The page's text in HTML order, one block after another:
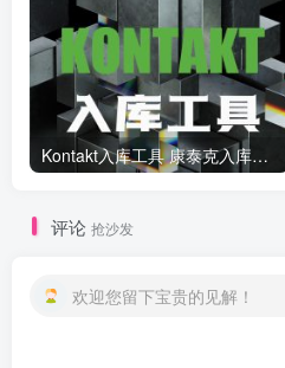
Kontakt入库工具 康泰克入库教程
评论 抢沙发
欢迎您留下宝贵的见解！